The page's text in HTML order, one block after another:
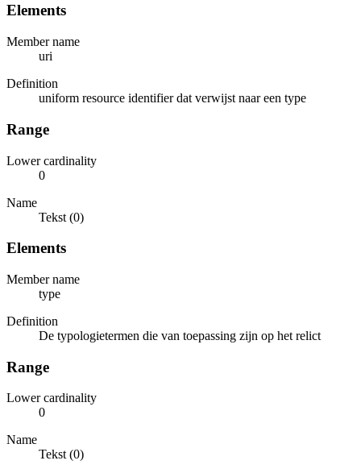
Elements
Member name
uri
Definition
uniform resource identifier dat verwijst naar een type
Range
Lower cardinality
0
Name
Tekst (0)
Elements
Member name
type
Definition
De typologietermen die van toepassing zijn op het relict
Range
Lower cardinality
0
Name
Tekst (0)